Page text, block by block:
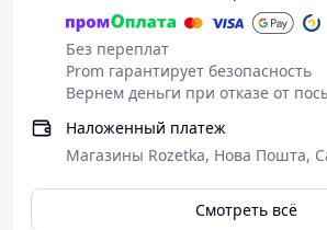
Без переплат
Prom гарантирует безопасность
Вернем деньги при отказе от
Наложенный платеж
Магазины Rozetka, Нова Пошта,
Смотреть всё